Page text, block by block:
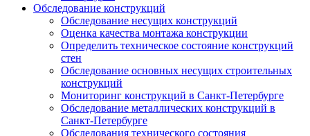
Обследование конструкций
Обследование несущих конструкций
Оценка качества монтажа конструкции
Определить техническое состояние конструкций
стен
Обследование основных несущих строительных
конструкций
Мониторинг конструкций в Санкт-Петербурге
Обследование металлических конструкций в
Санкт-Петербурге
Обследования технического состояния